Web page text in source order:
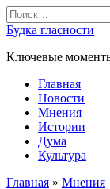
Перейти
к
содержанию
Search
for:
Будка гласности
Ключевые
Главная
Новости
Мнения
Истории
Дума
Культура
Главная » Мнения